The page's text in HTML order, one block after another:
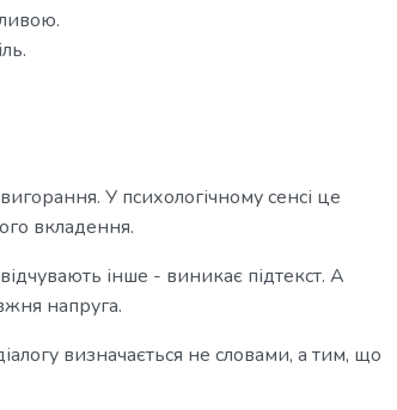
У психологічному сенсі це
вкладення.
інше - виникає підтекст. А
напруга.
визначається не словами, а тим, що